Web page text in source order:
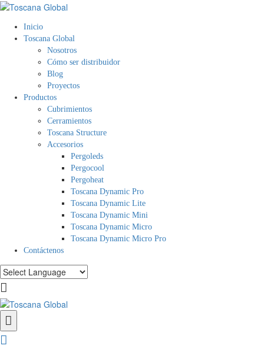
Inicio
Toscana Global
Nosotros
Cómo ser distribuidor
Blog
Proyectos
Productos
Cubrimientos
Cerramientos
Toscana Structure
Accesorios
Pergoleds
Pergocool
Pergoheat
Toscana Dynamic Pro
Toscana Dynamic Lite
Toscana Dynamic Mini
Toscana Dynamic Micro
Toscana Dynamic Micro Pro
Contáctenos